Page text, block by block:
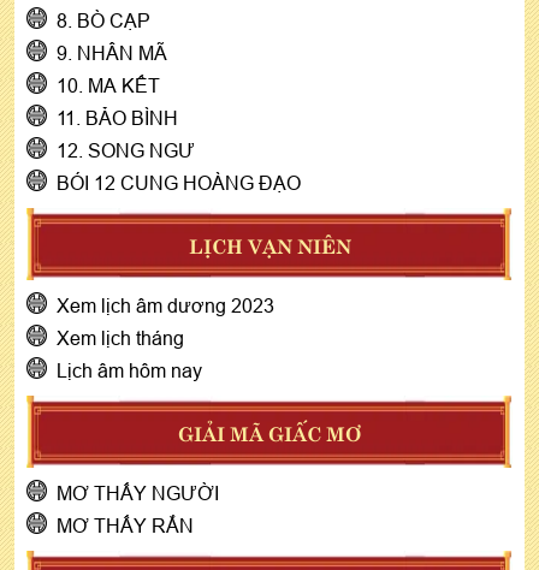
8. BÒ CẠP
9. NHÂN MÃ
10. MA KẾT
11. BẢO BÌNH
12. SONG NGƯ
BÓI 12 CUNG HOÀNG ĐẠO
LỊCH VẠN NIÊN
Xem lịch âm dương 2023
Xem lịch tháng
Lịch âm hôm nay
GIẢI MÃ GIẤC MƠ
MƠ THẤY NGƯỜI
MƠ THẤY RẮN